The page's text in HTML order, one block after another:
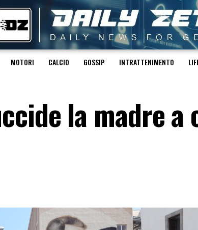
MOTORI CALCIO GOSSIP INTRATTENIMENTO
la madre a